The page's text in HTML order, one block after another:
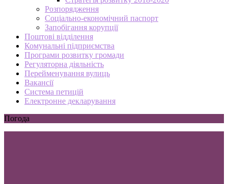
Розпорядження
Соціально-економічний паспорт
Запобігання корупції
Поштові відділення
Комунальні підприємства
Програми розвитку громади
Регуляторна діяльність
Перейменування вулиць
Вакансії
Система петицій
Електронне декларування
Погода